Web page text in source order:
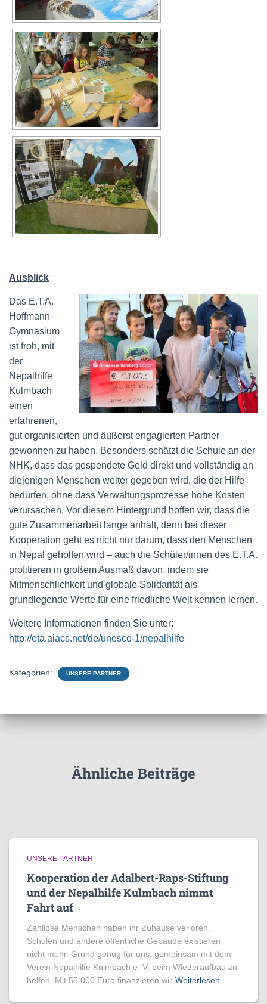
Ausblick
Das E.T.A.
Hoffmann-
Gymnasium
ist froh, mit
der
Nepalhilfe
Kulmbach
einen
erfahrenen,
gut organisierten und äußerst engagierten Partner
gewonnen zu haben. Besonders schätzt die Schule an der
NHK, dass das gespendete Geld direkt und vollständig an
diejenigen Menschen weiter gegeben wird, die der Hilfe
bedürfen, ohne dass Verwaltungsprozesse hohe Kosten
verursachen. Vor diesem Hintergrund hoffen wir, dass die
gute Zusammenarbeit lange anhält, denn bei dieser
Kooperation geht es nicht nur darum, dass den Menschen
in Nepal geholfen wird – auch die Schüler/innen des E.T.A.
profitieren in großem Ausmaß davon, indem sie
Mitmenschlichkeit und globale Solidarität als
grundlegende Werte für eine friedliche Welt kennen lernen.
Weitere Informationen finden Sie unter:
http://eta.aiacs.net/de/unesco-1/nepalhilfe
Kategorien: UNSERE PARTNER
Ähnliche Beiträge
UNSERE PARTNER
Kooperation der Adalbert-Raps-Stiftung
und der Nepalhilfe Kulmbach nimmt
Fahrt auf
Zahllose Menschen haben ihr Zuhause verloren,
Schulen und andere öffentliche Gebäude existieren
nicht mehr. Grund genug für uns, gemeinsam mit dem
Verein Nepalhilfe Kulmbach e. V. beim Wiederaufbau zu
helfen. Mit 55.000 Euro finanzieren wir Weiterlesen